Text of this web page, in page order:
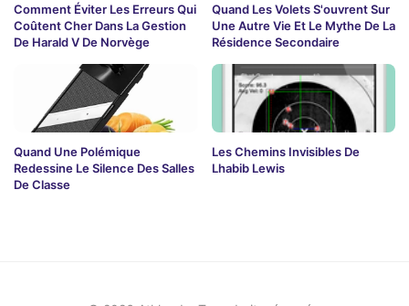
Comment Éviter Les Erreurs Qui
Coûtent Cher Dans La Gestion
De Harald V De Norvège
Quand Les Volets S'ouvrent Sur
Une Autre Vie Et Le Mythe De La
Résidence Secondaire
Quand Une Polémique
Redessine Le Silence Des Salles
De Classe
Les Chemins Invisibles De
Lhabib Lewis